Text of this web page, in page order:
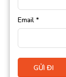
Email *